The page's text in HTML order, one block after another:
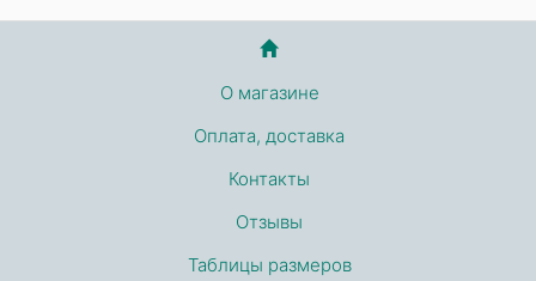
О магазине
Оплата, доставка
Контакты
Отзывы
Таблицы размеров